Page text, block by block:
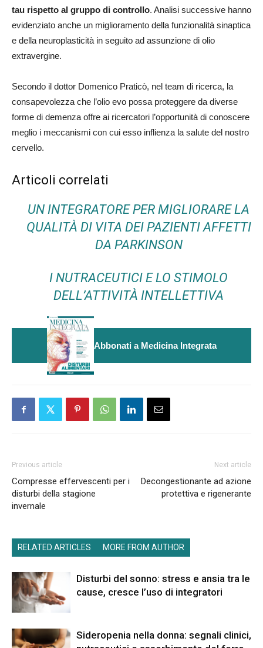
tau rispetto al gruppo di controllo. Analisi successive hanno
evidenziato anche un miglioramento della funzionalità sinaptica
e della neuroplasticità in seguito ad assunzione di olio
extravergine.
Secondo il dottor Domenico Praticò, nel team di ricerca, la
consapevolezza che l’olio evo possa proteggere da diverse
forme di demenza offre ai ricercatori l’opportunità di conoscere
meglio i meccanismi con cui esso inflienza la salute del nostro
cervello.
Articoli correlati
UN INTEGRATORE PER MIGLIORARE LA
QUALITÀ DI VITA DEI PAZIENTI AFFETTI
DA PARKINSON
I NUTRACEUTICI E LO STIMOLO
DELL’ATTIVITÀ INTELLETTIVA
Abbonati a Medicina Integrata
Previous article
Compresse effervescenti per i
disturbi della stagione
invernale
Next article
Decongestionante ad azione
protettiva e rigenerante
RELATED ARTICLES MORE FROM AUTHOR
Disturbi del sonno: stress e ansia tra le
cause, cresce l’uso di integratori
Sideropenia nella donna: segnali clinici,